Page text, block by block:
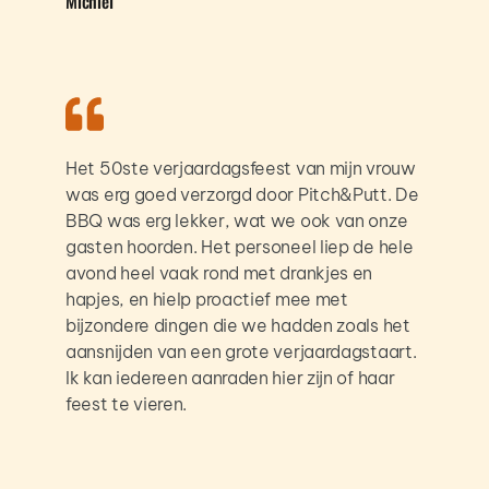
Het 50ste verjaardagsfeest van mijn vrouw
was erg goed verzorgd door Pitch&Putt. De
BBQ was erg lekker, wat we ook van onze
gasten hoorden. Het personeel liep de hele
avond heel vaak rond met drankjes en
hapjes, en hielp proactief mee met
bijzondere dingen die we hadden zoals het
aansnijden van een grote verjaardagstaart.
Ik kan iedereen aanraden hier zijn of haar
feest te vieren.